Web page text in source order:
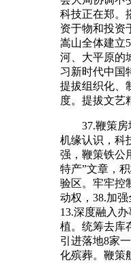
科技正在郑。
资于物和投资
嵩山全体建立
河、大平原的
习新时代中国
提拔组织化、
度。提拔文艺
37.鞭策房
机缘认识，科
强，鞭策铁公
特产”文章，
验区。牢牢控
动权，38.加强
13.深度融入
植。统筹去库
引进落地8家
化殡葬。鞭策